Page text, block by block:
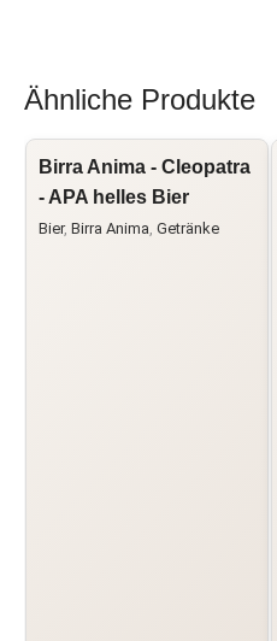
Ähnliche Produkte
Birra Anima - Cleopatra
- APA helles Bier
Bier, Birra Anima Getränke